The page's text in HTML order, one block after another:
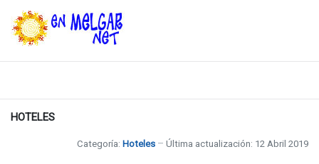
HOTELES
Categoría: Hoteles Última actualización: 12 Abril 2019